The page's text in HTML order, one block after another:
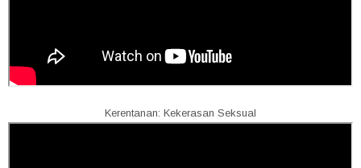
Kerentanan: Kekerasan Seksual